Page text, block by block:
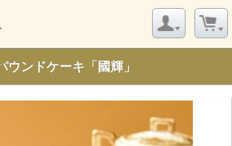
ウンドケーキ「國輝」